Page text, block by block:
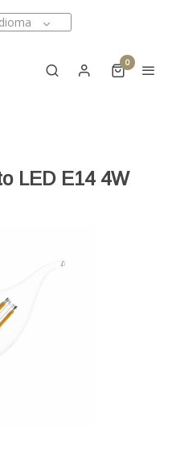
0
LED E14 4W